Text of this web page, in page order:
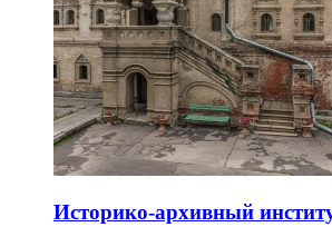
Историко-архивный